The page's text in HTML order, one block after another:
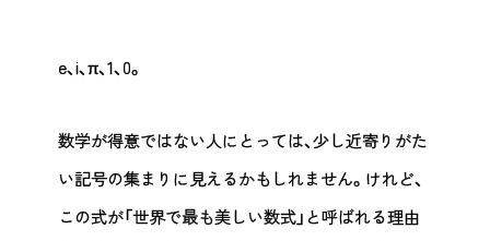
e、i、π、1、0。
数学が得意ではない人にとっては、少し近寄りがた
い記号の集まりに見えるかもしれません。けれど、
この式が「世界で最も美しい数式」と呼ばれる理由